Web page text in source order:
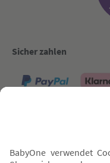
Sicher zahlen
Versand mit